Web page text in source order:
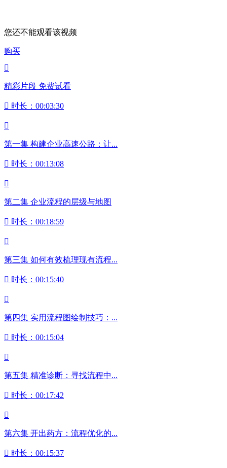
您还不能观看该视频
购买

精彩片段 免费试看
 时长：00:03:30

第一集 构建企业高速公路：让...
 时长：00:13:08

第二集 企业流程的层级与地图
 时长：00:18:59

第三集 如何有效梳理现有流程...
 时长：00:15:40

第四集 实用流程图绘制技巧：...
 时长：00:15:04

第五集 精准诊断：寻找流程中...
 时长：00:17:42

第六集 开出药方：流程优化的...
 时长：00:15:37